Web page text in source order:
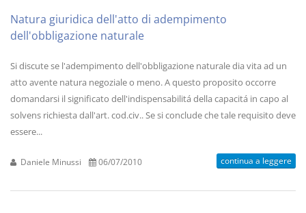
Natura giuridica dell'atto di adempimento
dell'obbligazione naturale
Si discute se l'adempimento dell'obbligazione naturale dia vita ad un
atto avente natura negoziale o meno. A questo proposito occorre
domandarsi il significato dell'indispensabilitá della capacitá in capo al
solvens richiesta dall'art. cod.civ.. Se si conclude che tale requisito deve
essere...
Daniele Minussi 06/07/2010 continua a leggere